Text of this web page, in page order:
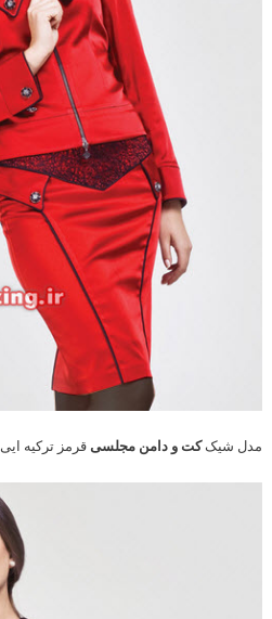
مدل شیککت و دامن مجلسی قرمز ترکیه ایی ۲۰۱۵